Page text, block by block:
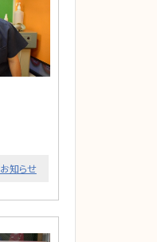
お知らせ